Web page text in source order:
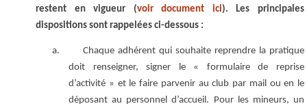
restent en vigueur (voir document ici). Les principales
dispositions sont rappelées ci-dessous :
a.Chaque adhérent qui souhaite reprendre la pratique
doit renseigner, signer le « formulaire de reprise
d’activité » et le faire parvenir au club par mail ou en le
déposant au personnel d’accueil. Pour les mineurs, un